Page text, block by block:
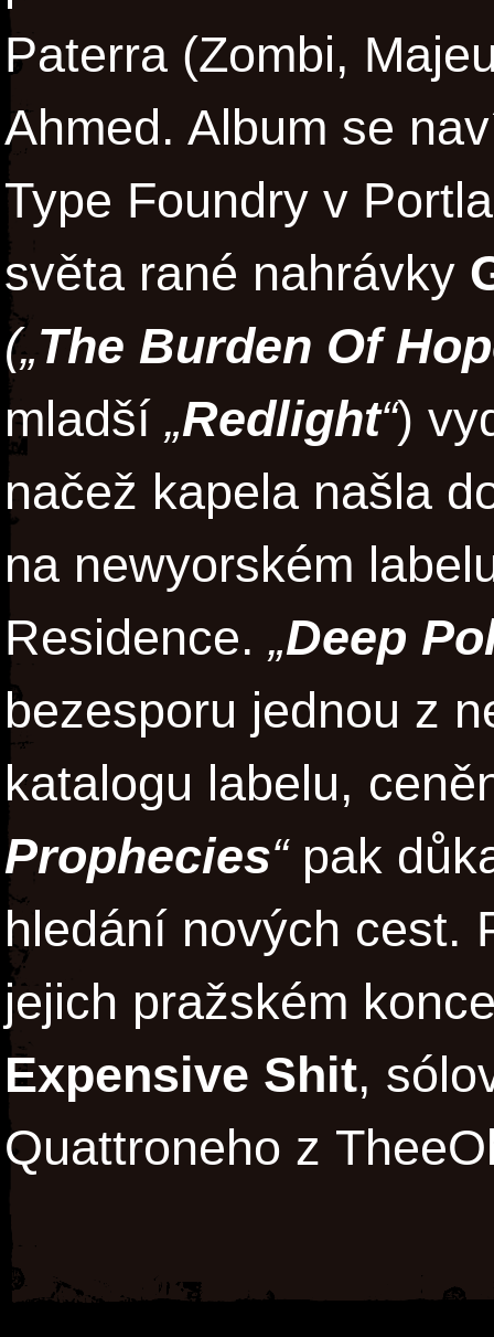
Paterra (Zombi,
Ahmed. Album se
Type Foundry v
světa rané nahrávky
(„The Burden Of
mladší „Redlight“)
načež kapela našla
na newyorském
Residence. „Deep
bezesporu jednou z
katalogu labelu,
Prophecies“pak
hledání nových cest.
jejich pražském
Expensive Shit,
Quattroneho z